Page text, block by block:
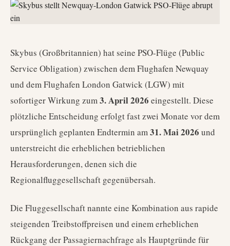
Skybus (Großbritannien) hat seine PSO-Flüge (Public
Service Obligation) zwischen dem Flughafen Newquay
und dem Flughafen London Gatwick (LGW) mit
sofortiger Wirkung zum3. April 2026 eingestellt. Diese
plötzliche Entscheidung erfolgt fast zwei Monate vor dem
ursprünglich geplanten Endtermin am31. Mai 2026 und
unterstreicht die erheblichen betrieblichen
Herausforderungen, denen sich die
Regionalfluggesellschaft gegenübersah.
Die Fluggesellschaft nannte eine Kombination aus rapide
steigenden Treibstoffpreisen und einem erheblichen
Rückgang der Passagiernachfrage als Hauptgründe für